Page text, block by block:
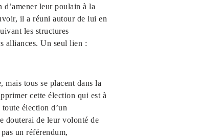
d’amener leur poulain à la
il a réuni autour de lui en
les structures
alliances. Un seul lien :
tous se placent dans la
cette élection qui est à
élection d’un
douterai de leur volonté de
un référendum,